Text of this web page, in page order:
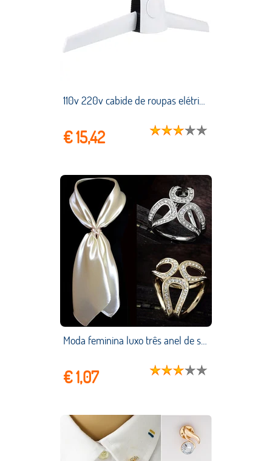
110v 220v cabide de roupas elétrico portátil máquina de pano de secagem rack casa interior dormitórios secador sapatos roupas rack quente frio
€ 15,42
Moda feminina luxo três anel de seda cachecol fivela casamento hoop broche pinos para titular de seda cristal xale clipe jóias presente
€ 1,07